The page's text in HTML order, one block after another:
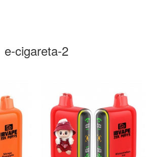
e-cigareta-2